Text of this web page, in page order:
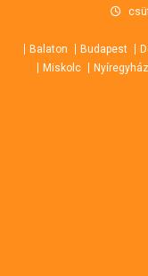
contentBalaton Budapest
Miskolc